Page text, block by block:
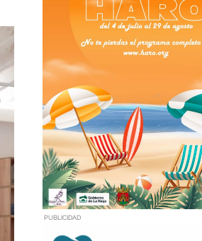
PUBLICIDAD